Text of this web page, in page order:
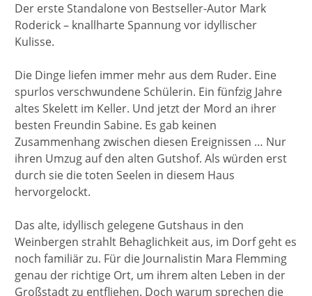
Der erste Standalone von Bestseller-Autor Mark
Roderick – knallharte Spannung vor idyllischer
Kulisse.
Die Dinge liefen immer mehr aus dem Ruder. Eine
spurlos verschwundene Schülerin. Ein fünfzig Jahre
altes Skelett im Keller. Und jetzt der Mord an ihrer
besten Freundin Sabine. Es gab keinen
Zusammenhang zwischen diesen Ereignissen … Nur
ihren Umzug auf den alten Gutshof. Als würden erst
durch sie die toten Seelen in diesem Haus
hervorgelockt.
Das alte, idyllisch gelegene Gutshaus in den
Weinbergen strahlt Behaglichkeit aus, im Dorf geht es
noch familiär zu. Für die Journalistin Mara Flemming
genau der richtige Ort, um ihrem alten Leben in der
Großstadt zu entfliehen. Doch warum sprechen die